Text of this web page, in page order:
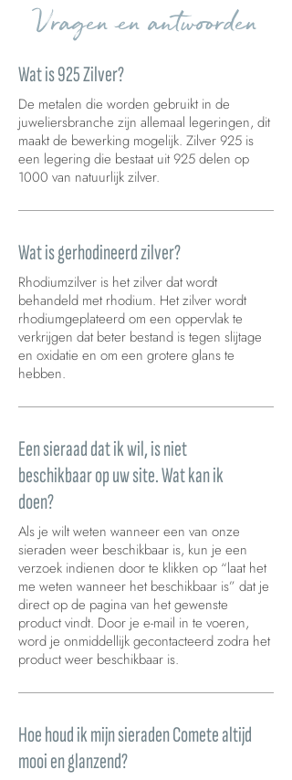
Vragen en antwoorden
Wat is 925 Zilver?
De metalen die worden gebruikt in de
juweliersbranche zijn allemaal legeringen, dit
maakt de bewerking mogelijk. Zilver 925 is
een legering die bestaat uit 925 delen op
1000 van natuurlijk zilver.
Wat is gerhodineerd zilver?
Rhodiumzilver is het zilver dat wordt
behandeld met rhodium. Het zilver wordt
rhodiumgeplateerd om een oppervlak te
verkrijgen dat beter bestand is tegen slijtage
en oxidatie en om een grotere glans te
hebben.
Een sieraad dat ik wil, is niet
beschikbaar op uw site. Wat kan ik
doen?
Als je wilt weten wanneer een van onze
sieraden weer beschikbaar is, kun je een
verzoek indienen door te klikken op “laat het
me weten wanneer het beschikbaar is” dat je
direct op de pagina van het gewenste
product vindt. Door je e-mail in te voeren,
word je onmiddellijk gecontacteerd zodra het
product weer beschikbaar is.
Hoe houd ik mijn sieraden Comete altijd
mooi en glanzend?